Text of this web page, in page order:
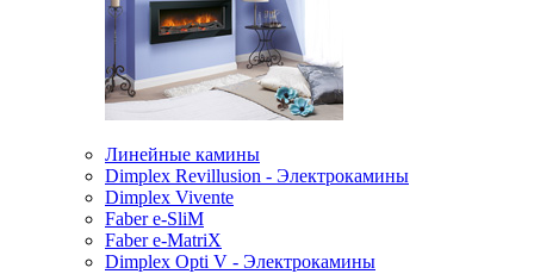
Линейные камины
Dimplex Revillusion - Электрокамины
Dimplex Vivente
Faber e-SliM
Faber e-MatriX
Dimplex Opti V - Электрокамины